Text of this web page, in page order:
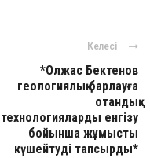
Келесі
*Олжас Бектенов
геологиялық барлауға
отандық
технологияларды енгізу
бойынша жұмысты
күшейтуді тапсырды*